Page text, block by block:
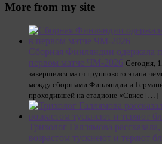
More from my site
Сборная Финляндии одержала
первом матче ЧМ-2026 Сегодня,
завершился матч группового этапа
между сборными Финляндии и
проходившей на стадионе «Свисс […]
Трихолог Галлямова
возрастом тускнеют и теряют